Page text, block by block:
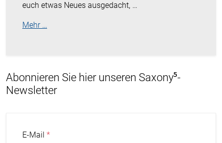
euch etwas Neues ausgedacht, …
Mehr …
Abonnieren Sie hier unseren Saxony⁵-
Newsletter
E-Mail